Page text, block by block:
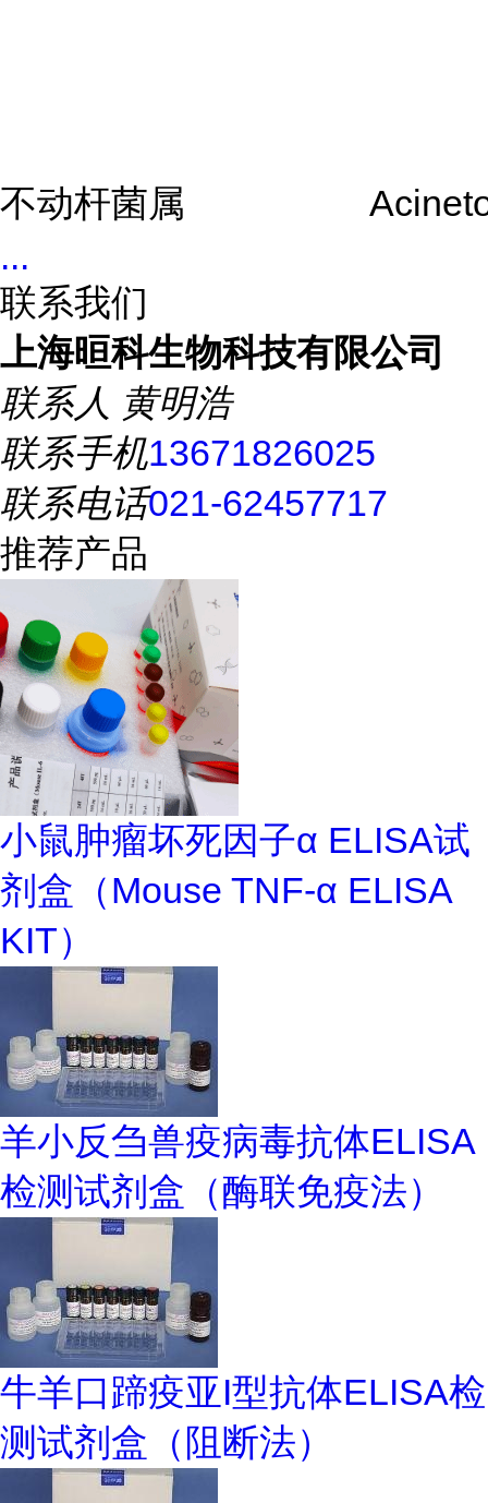
不动杆菌属
...
联系我们
上海晅科生物科技有限公司
联系人 黄明浩
联系手机13671826025
联系电话021-62457717
推荐产品
小鼠肿瘤坏死因子α ELISA试
剂盒（Mouse TNF-α ELISA
KIT）
羊小反刍兽疫病毒抗体ELISA
检测试剂盒（酶联免疫法）
牛羊口蹄疫亚I型抗体ELISA检
测试剂盒（阻断法）